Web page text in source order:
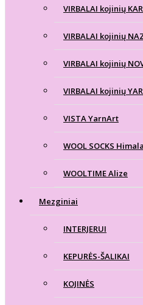
VIRBALAI kojinių
VIRBALAI kojinių
VIRBALAI kojinių
VIRBALAI kojinių
VISTA YarnArt
WOOL SOCKS
WOOLTIME Alize
Mezginiai
INTERJERUI
KEPURĖS-ŠALIKAI
KOJINĖS